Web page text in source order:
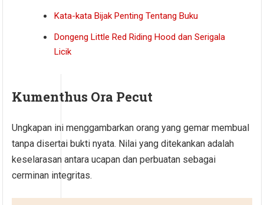
Kata-kata Bijak Penting Tentang Buku
Dongeng Little Red Riding Hood dan Serigala
Licik
Kumenthus Ora Pecut
Ungkapan ini menggambarkan orang yang gemar membual
tanpa disertai bukti nyata. Nilai yang ditekankan adalah
keselarasan antara ucapan dan perbuatan sebagai
cerminan integritas.